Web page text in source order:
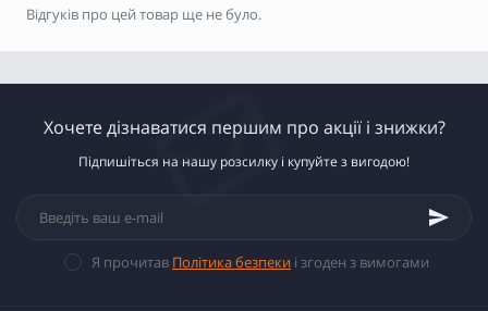
Відгуків про цей товар ще не було.
Хочете дізнаватися першим про акції і знижки?
Підпишіться на нашу розсилку і купуйте з вигодою!
Я прочитав Політика безпеки і згоден з вимогами